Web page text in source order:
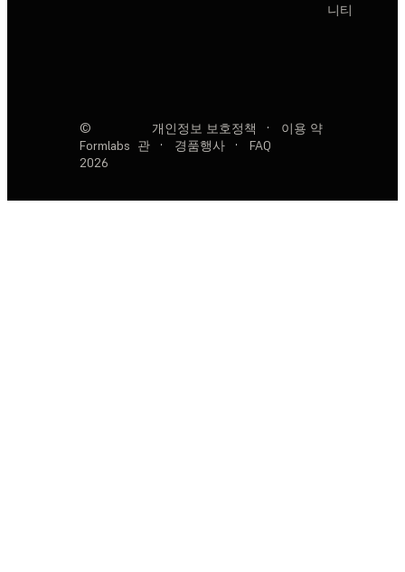
니티
©
Formlabs
2026
개인정보 보호정책 ·
이용 약
관
· 경품행사 · FAQ